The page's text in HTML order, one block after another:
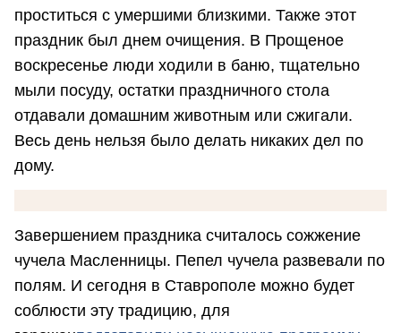
проститься с умершими близкими. Также этот
праздник был днем очищения. В Прощеное
воскресенье люди ходили в баню, тщательно
мыли посуду, остатки праздничного стола
отдавали домашним животным или сжигали.
Весь день нельзя было делать никаких дел по
дому.
Завершением праздника считалось сожжение
чучела Масленницы. Пепел чучела развевали по
полям. И сегодня в Ставрополе можно будет
соблюсти эту традицию, для